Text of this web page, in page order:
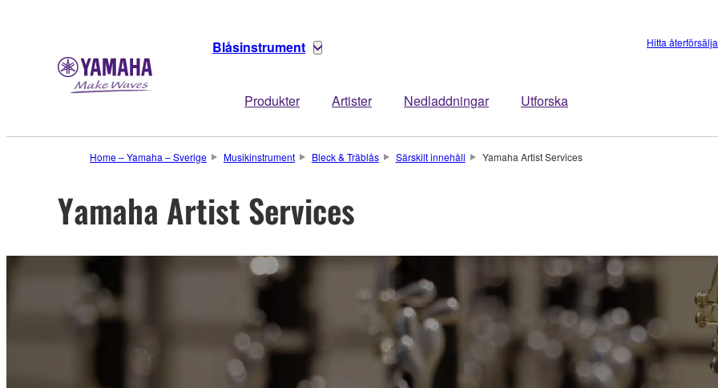
Blåsinstrument
Produkter Artister Nedladdningar Utforska
Hitta
Home – Yamaha – Sverige Musikinstrument Bleck & Träblås Särskilt innehåll Yamaha Artist Services
Yamaha Artist Services